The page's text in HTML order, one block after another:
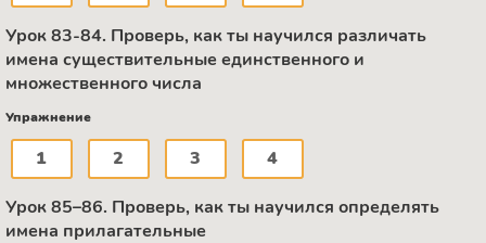
Урок 83-84. Проверь, как ты научился различать
имена существительные единственного и
множественного числа
Упражнение
1 2 3 4
Урок 85–86. Проверь, как ты научился определять
имена прилагательные